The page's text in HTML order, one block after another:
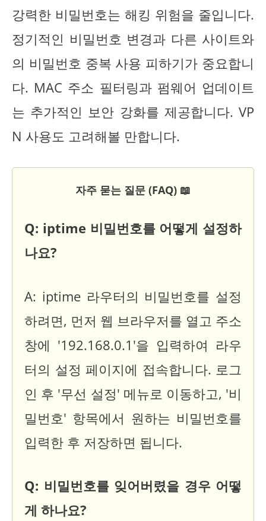
강력한 비밀번호는 해킹 위험을 줄입니다.
정기적인 비밀번호 변경과 다른 사이트와
의 비밀번호 중복 사용 피하기가 중요합니
다. MAC 주소 필터링과 펌웨어 업데이트
는 추가적인 보안 강화를 제공합니다. VP
N 사용도 고려해볼 만합니다.
자주 묻는 질문 (FAQ) 📖
Q: iptime 비밀번호를 어떻게 설정하
나요?
A: iptime 라우터의 비밀번호를 설정
하려면, 먼저 웹 브라우저를 열고 주소
창에 '192.168.0.1'을 입력하여 라우
터의 설정 페이지에 접속합니다. 로그
인 후 '무선 설정' 메뉴로 이동하고, '비
밀번호' 항목에서 원하는 비밀번호를
입력한 후 저장하면 됩니다.
Q: 비밀번호를 잊어버렸을 경우 어떻
게 하나요?